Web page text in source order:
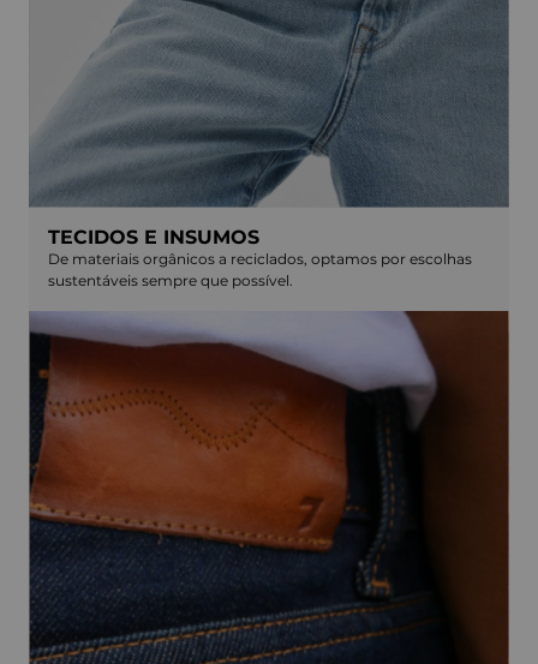
TECIDOS E INSUMOS
De materiais orgânicos a reciclados, optamos por escolhas
sustentáveis sempre que possível.